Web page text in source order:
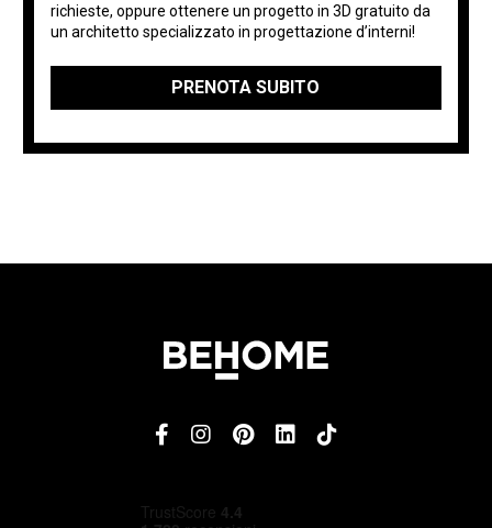
richieste, oppure ottenere un progetto in 3D gratuito da
un architetto specializzato in progettazione d’interni!
PRENOTA SUBITO